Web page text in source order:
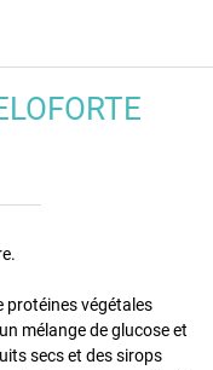
protéines végétales
mélange de glucose et
secs et des sirops